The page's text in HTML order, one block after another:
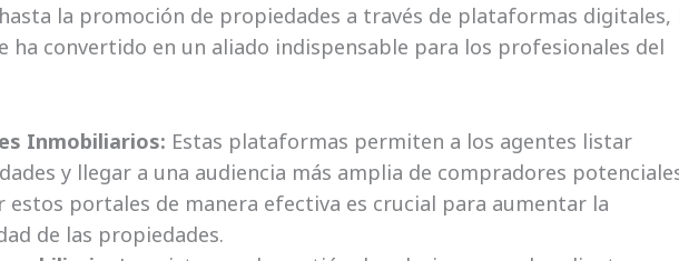
la promoción de propiedades a través de plataformas digitales,
ha convertido en un aliado indispensable para los profesionales del
Inmobiliarios: Estas plataformas permiten a los agentes listar
y llegar a una audiencia más amplia de compradores
estos portales de manera efectiva es crucial para aumentar la
de las propiedades.